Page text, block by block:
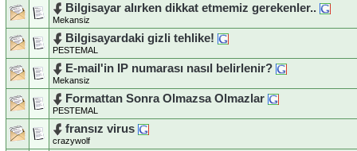
Bilgisayar alırken dikkat etmemiz gerekenler..
Mekansiz
Bilgisayardaki gizli tehlike!
PESTEMAL
E-mail'in IP numarası nasıl belirlenir?
Mekansiz
Formattan Sonra Olmazsa Olmazlar
PESTEMAL
fransız virus
crazywolf